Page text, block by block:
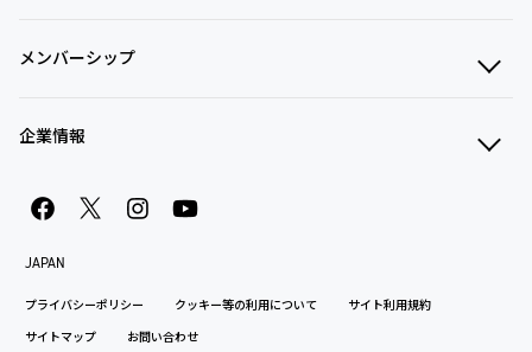
メンバーシップ
企業情報
プライバシーポリシー クッキー等の利用について サイト利用規約
サイトマップ お問い合わせ
JAPAN